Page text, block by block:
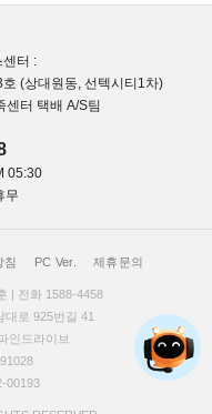
센터 :
(상대원동, 선텍시티1차)
센터 택배 A/S팀
05:30
무
침 PC Ver. 제휴문의
| 전화 1588-4458
대로 925번길 41
인드라이브
00193